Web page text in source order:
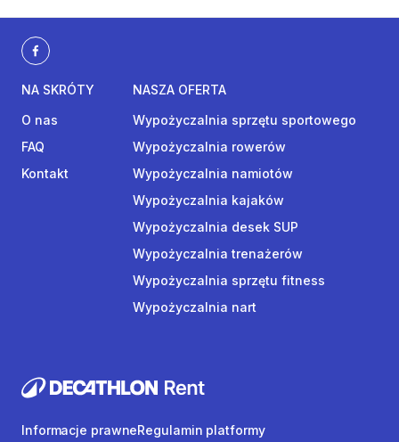
NA SKRÓTY
O nas
FAQ
Kontakt
NASZA OFERTA
Wypożyczalnia sprzętu sportowego
Wypożyczalnia rowerów
Wypożyczalnia namiotów
Wypożyczalnia kajaków
Wypożyczalnia desek SUP
Wypożyczalnia trenażerów
Wypożyczalnia sprzętu fitness
Wypożyczalnia nart
Informacje prawneRegulamin platformy